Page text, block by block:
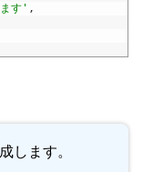
す' ,
します。